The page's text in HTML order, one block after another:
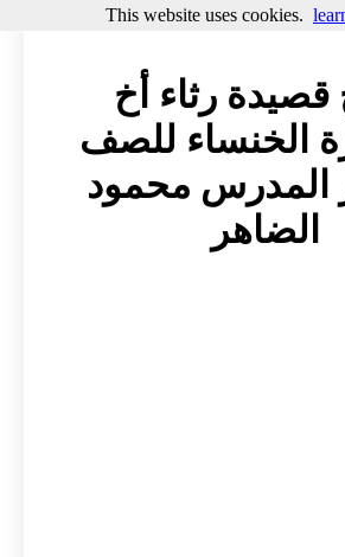
رثاء أخ
الخنساء للصف
المدرس محمود
الضاهر
This website uses cookies.